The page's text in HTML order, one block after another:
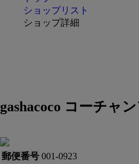
ショップリスト
ショップ詳細
gashacoco コーチャ
郵便番号 001-0923